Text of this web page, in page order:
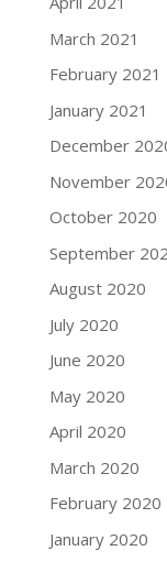
March 2021
February 2021
January 2021
December
November
October 2020
September
August 2020
July 2020
June 2020
May 2020
April 2020
March 2020
February 2020
January 2020